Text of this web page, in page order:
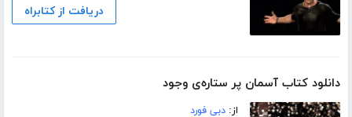
دریافت از کتابراه
دانلود کتاب آسمان پر ستاره‌ی وجود
از:دبی فورد